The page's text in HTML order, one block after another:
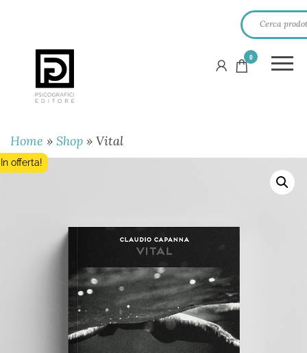
PSICOGRAFICI
EDITORE
0
Home » Shop » Vital
In offerta!